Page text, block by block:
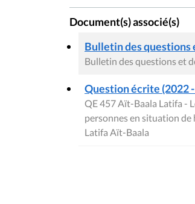
Document(s) associé(s)
Bulletin des questions
Bulletin des questions et
Question écrite (2022
QE 457 Aït-Baala Latifa -
personnes en situation de
Latifa Aït-Baala